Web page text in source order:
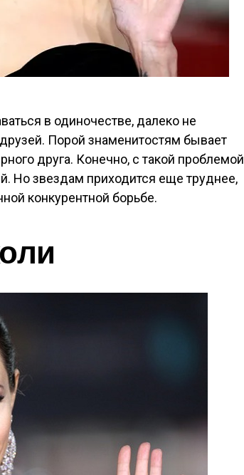
в одиночестве, далеко не
Порой знаменитостям бывает
друга. Конечно, с такой проблемой
Но звездам приходится еще труднее,
конкурентной борьбе.